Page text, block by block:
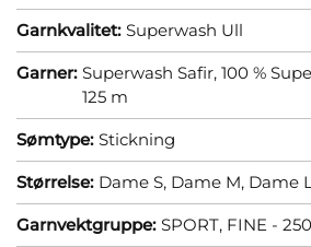
Garnkvalitet: Superwash Ull
Garner: Superwash Safir, 100 %
125 m
Sømtype: Stickning
Størrelse: Dame S, Dame M, Dame
Garnvektgruppe: SPORT, FINE -